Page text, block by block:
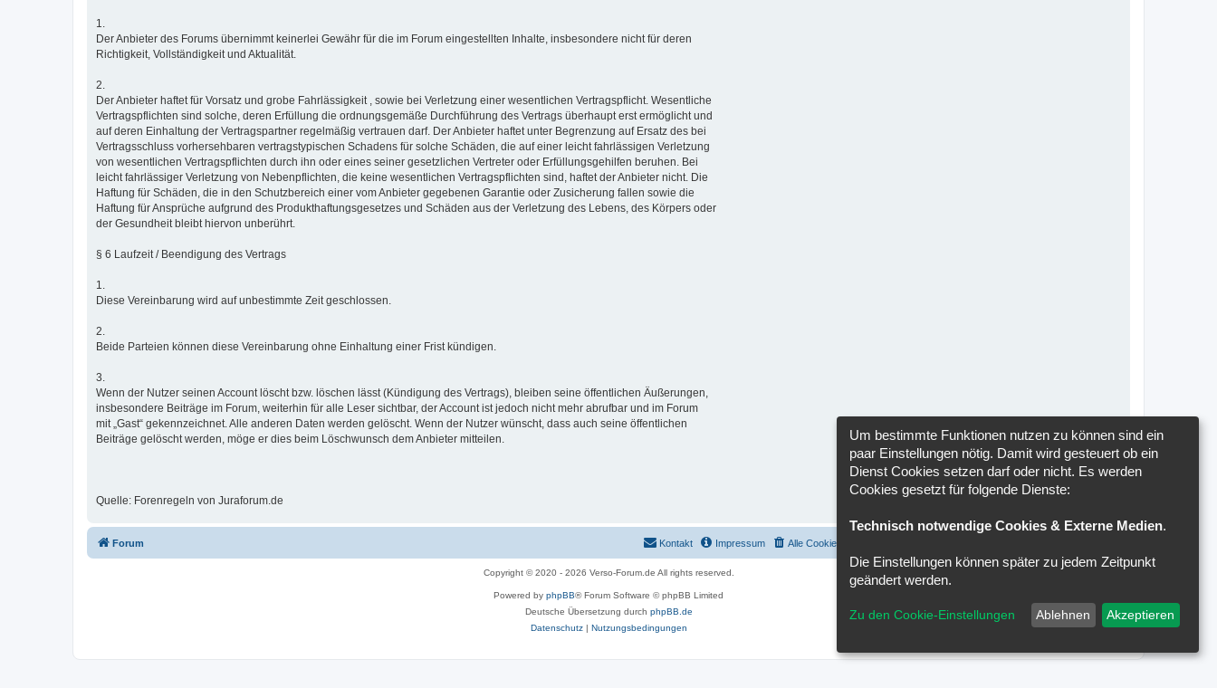
1.
Der Anbieter des Forums übernimmt keinerlei Gewähr für die im Forum eingestellten Inhalte, insbesondere nicht für deren
Richtigkeit, Vollständigkeit und Aktualität.
2.
Der Anbieter haftet für Vorsatz und grobe Fahrlässigkeit , sowie bei Verletzung einer wesentlichen Vertragspflicht. Wesentliche
Vertragspflichten sind solche, deren Erfüllung die ordnungsgemäße Durchführung des Vertrags überhaupt erst ermöglicht und
auf deren Einhaltung der Vertragspartner regelmäßig vertrauen darf. Der Anbieter haftet unter Begrenzung auf Ersatz des bei
Vertragsschluss vorhersehbaren vertragstypischen Schadens für solche Schäden, die auf einer leicht fahrlässigen Verletzung
von wesentlichen Vertragspflichten durch ihn oder eines seiner gesetzlichen Vertreter oder Erfüllungsgehilfen beruhen. Bei
leicht fahrlässiger Verletzung von Nebenpflichten, die keine wesentlichen Vertragspflichten sind, haftet der Anbieter nicht. Die
Haftung für Schäden, die in den Schutzbereich einer vom Anbieter gegebenen Garantie oder Zusicherung fallen sowie die
Haftung für Ansprüche aufgrund des Produkthaftungsgesetzes und Schäden aus der Verletzung des Lebens, des Körpers oder
der Gesundheit bleibt hiervon unberührt.
§ 6 Laufzeit / Beendigung des Vertrags
1.
Diese Vereinbarung wird auf unbestimmte Zeit geschlossen.
2.
Beide Parteien können diese Vereinbarung ohne Einhaltung einer Frist kündigen.
3.
Wenn der Nutzer seinen Account löscht bzw. löschen lässt (Kündigung des Vertrags), bleiben seine öffentlichen Äußerungen,
insbesondere Beiträge im Forum, weiterhin für alle Leser sichtbar, der Account ist jedoch nicht mehr abrufbar und im Forum
mit „Gast“ gekennzeichnet. Alle anderen Daten werden gelöscht. Wenn der Nutzer wünscht, dass auch seine öffentlichen
Beiträge gelöscht werden, möge er dies beim Löschwunsch dem Anbieter mitteilen.
Quelle: Forenregeln von Juraforum.de
Forum Alle Cookies löschen
Impressum
Kontakt
Copyright © 2020 - 2026 Verso-Forum.de All rights reserved.
Powered by phpBB® Forum Software © phpBB Limited
Deutsche Übersetzung durch phpBB.de
Datenschutz| Nutzungsbedingungen
Um bestimmte Funktionen nutzen zu können sind ein
paar Einstellungen nötig. Damit wird gesteuert ob ein
Dienst Cookies setzen darf oder nicht. Es werden
Cookies gesetzt für folgende Dienste:
Technisch notwendige Cookies & Externe Medien.
Die Einstellungen können später zu jedem Zeitpunkt
geändert werden.
Zu den Cookie-Einstellungen Ablehnen Akzeptieren